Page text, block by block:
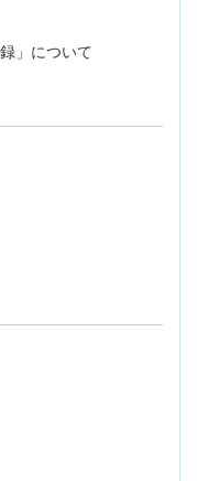
」について